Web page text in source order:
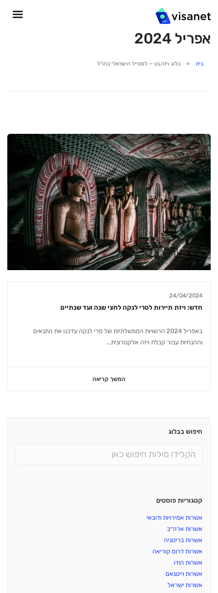
אפריל 2024
בית בלוג ויזה.נט — למטייל הישראלי בחו"ל
24/04/2024
חדש: ויזת תיירות לסרי לנקה לחצי שנה ועד שנתיים
באפריל 2024 הרשויות הממשלתיות של סרי לנקה עדכנו את התנאים
וההנחיות עבור קבלת ויזה אלקטרונית...
המשך קריאה
חיפוש בבלוג
קטגוריות פוסטים
אשרות אמירויות ודובאי
אשרות ארה״ב
אשרות בריטניה
אשרות דרום קוריאה
אשרות הודו
אשרות וייטנאם
אשרות ישראל